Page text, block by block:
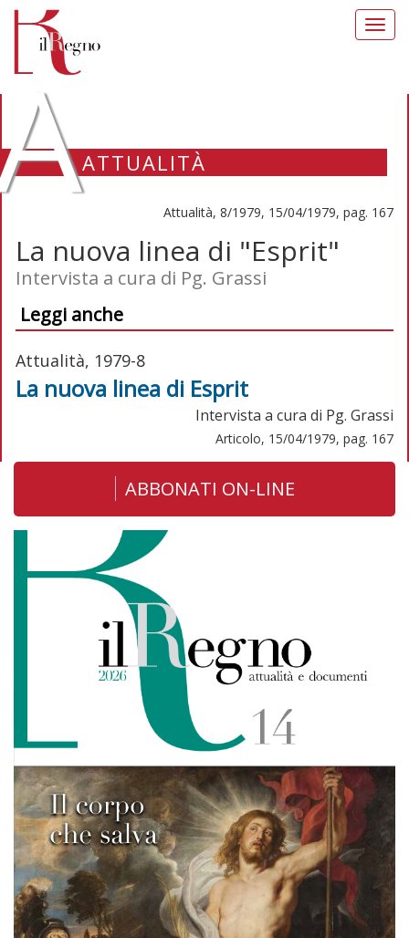
ATTUALITÀ
Attualità, 8/1979, 15/04/1979, pag. 167
La nuova linea di "Esprit"
Intervista a cura di Pg. Grassi
Leggi anche
Attualità, 1979-8
La nuova linea di Esprit
Intervista a cura di Pg. Grassi
Articolo, 15/04/1979, pag. 167
ABBONATI ON-LINE